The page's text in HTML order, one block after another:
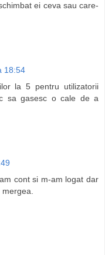
ei ceva sau care-
18:54
la 5 pentru utilizatorii
sa gasesc o cale de a
cont si m-am logat dar